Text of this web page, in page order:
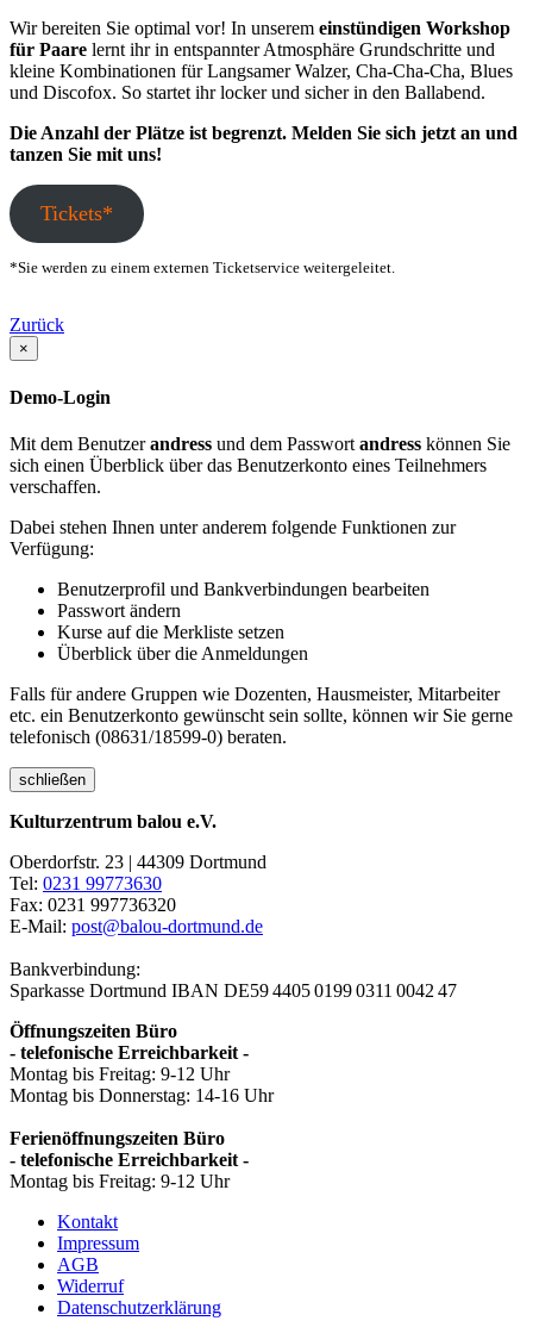
Wir bereiten Sie optimal vor! In unserem einstündigen Workshop
für Paare lernt ihr in entspannter Atmosphäre Grundschritte und
kleine Kombinationen für Langsamer Walzer, Cha-Cha-Cha, Blues
und Discofox. So startet ihr locker und sicher in den Ballabend.
Die Anzahl der Plätze ist begrenzt. Melden Sie sich jetzt an und
tanzen Sie mit uns!
Tickets*
*Sie werden zu einem externen Ticketservice weitergeleitet.
Zurück
×
Demo-Login
Mit dem Benutzerandress und dem Passwort andress können Sie
sich einen Überblick über das Benutzerkonto eines Teilnehmers
verschaffen.
Dabei stehen Ihnen unter anderem folgende Funktionen zur
Verfügung:
Benutzerprofil und Bankverbindungen bearbeiten
Passwort ändern
Kurse auf die Merkliste setzen
Überblick über die Anmeldungen
Falls für andere Gruppen wie Dozenten, Hausmeister, Mitarbeiter
etc. ein Benutzerkonto gewünscht sein sollte, können wir Sie gerne
telefonisch (08631/18599-0) beraten.
schließen
Kulturzentrum balou e.V.
Oberdorfstr. 23 | 44309 Dortmund
Tel: 0231 99773630
Fax: 0231 997736320
E-Mail: post@balou-dortmund.de
Bankverbindung:
Sparkasse Dortmund IBAN DE59 4405 0199 0311 0042 47
Öffnungszeiten Büro
- telefonische Erreichbarkeit -
Montag bis Freitag: 9-12 Uhr
Montag bis Donnerstag: 14-16 Uhr
Ferienöffnungszeiten Büro
- telefonische Erreichbarkeit -
Montag bis Freitag: 9-12 Uhr
Kontakt
Impressum
AGB
Widerruf
Datenschutzerklärung